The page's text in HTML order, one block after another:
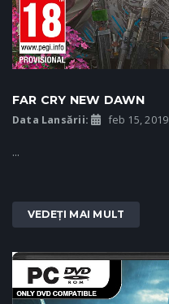
FAR CRY NEW DAWN
Data Lansării: feb 15, 2019
...
VEDEȚI MAI MULT